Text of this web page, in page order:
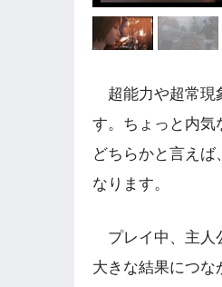
超能力や超常現
す。ちょっと内気
どちらかと言え
なります。
プレイ中、主人
大きな結果につな